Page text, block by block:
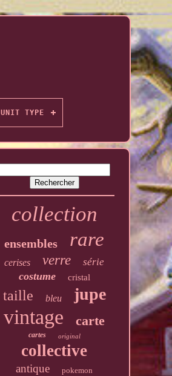
UNIT TYPE
collection
ensembles rare
cerises verre série
costume cristal
taille bleu jupe
vintage carte
cartes original
collective
antique pokemon